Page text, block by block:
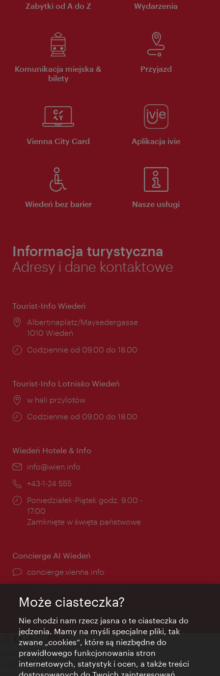
Zabytki od A do Z Wydarzenia
Komunikacja miejska &
bilety
Przyjazd
Vienna City Card Aplikacja ivie
Wiedeń bez barier Nasze usługi
Informacja turystyczna
Adresy i dane kontaktowe
Tourist-Info Wiedeń
Miejsce:
Albertinaplatz/Maysedergasse
1010 Wiedeń
Godziny
Codziennie od 09.00 do 18.00
Tourist-Info Lotnisko Wiedeń
Miejsce:
w hali przylotów
Godziny
Codziennie od 09.00 do 18.00
Wiedeń Hotele & Info
E-
info@wien.info
Telefon:
+43-1-24 555
Godziny
otwarcia:
Poniedziałek-Piątek godz. 9.00 -
17.00
Zamknięte w święta państwowe
Concierge AI Wiedeń
concierge.vienna.info
Kontakt
Credits
Może ciasteczka?
Nie chodzi nam rzecz jasna o te ciasteczka do
jedzenia. Mamy na myśli specjalne pliki, tak
zwane „cookies”, które są niezbędne do
prawidłowego funkcjonowania stron
internetowych, statystyk i ocen, a także treści